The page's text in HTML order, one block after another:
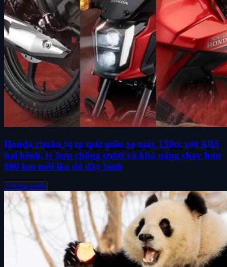
Honda chuẩn bị ra mắt mẫu xe máy 150cc với ABS
hai kênh, ly hợp chống trượt và khả năng chạy hơn
800 km mỗi lần đổ đầy bình
2 tháng trước